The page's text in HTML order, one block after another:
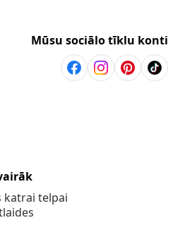
Mūsu sociālo tīklu konti
katrai telpai